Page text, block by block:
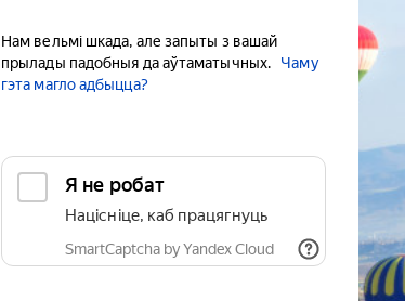
Нам вельмі шкада, але запыты з вашай
прылады падобныя да аўтаматычных.
Чаму
гэта магло адбыцца?
Я не робат
Націсніце, каб працягнуць
SmartCaptcha by Yandex Cloud